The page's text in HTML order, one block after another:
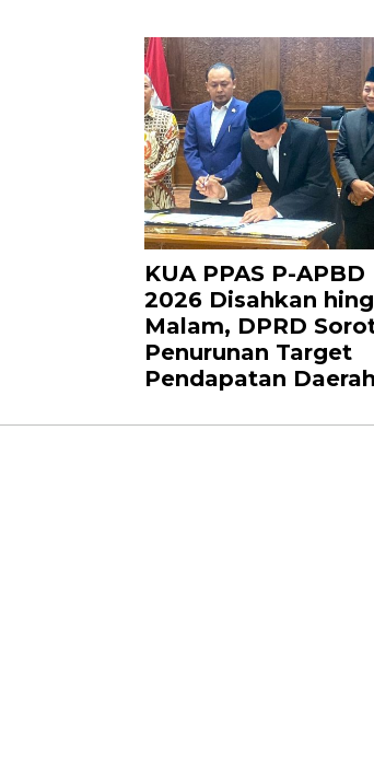
KUA PPAS P-APBD
2026 Disahkan
Malam, DPRD
Penurunan Target
Pendapatan Daerah